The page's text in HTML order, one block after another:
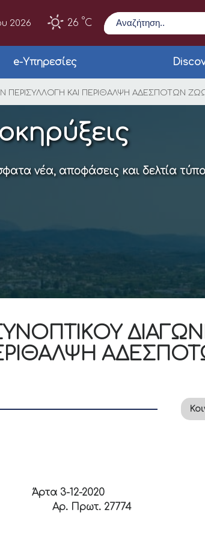
2026 26 °C
Αναζήτηση
e-Υπηρεσίες
ΠΕΡΙΣΥΛΛΟΓΗ ΚΑΙ ΠΕΡΙΘΑΛΨΗ ΑΔΕΣΠΟΤΩΝ
νέα, αποφάσεις και δελτία
3-12-2020
27774